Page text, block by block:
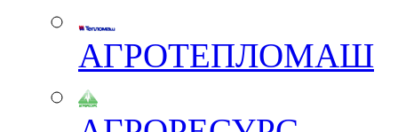
АГРОТЕПЛОМАШ